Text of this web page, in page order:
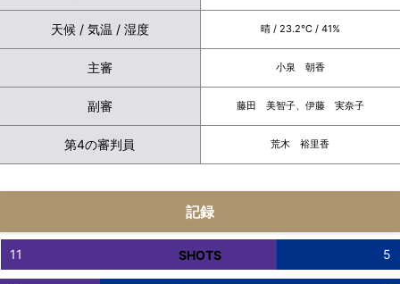
天候 / 気温 / 湿度 晴 / 23.2℃ / 41%
主審 小泉 朝香
副審 藤田 美智子、伊藤 実奈子
第4の審判員 荒木 裕里香
記録
SHOTS
11 5